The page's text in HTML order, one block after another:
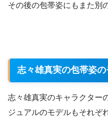
その後の包帯姿にもまた別
志々雄真実の包帯姿
志々雄真実のキャラクター
ジュアルのモデルもそれぞ